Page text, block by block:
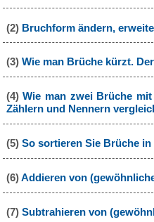
(2) Bruchform ändern,
(3) Wie man Brüche kürzt.
(4)Wie man zwei Brüche
Zählern und Nennern
(5) So sortieren Sie Brüche
(6)Addieren von
(7) Subtrahieren von